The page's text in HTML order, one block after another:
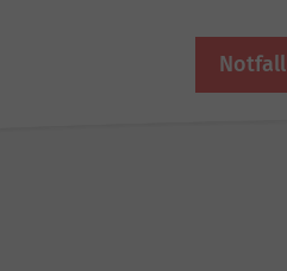
Notfall